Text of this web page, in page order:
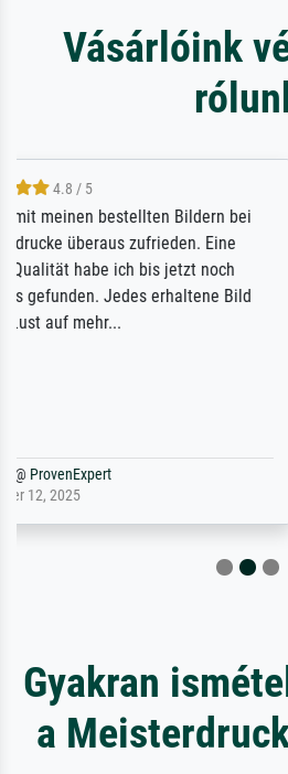
Vásárlóink
Rundum positive Erfahrung.
des Auftrags hat eine Weile
angekündigte Lieferzeit
letztlich sogar etwas
Qualität des Papiers und
Dr.@
Gyakran
a